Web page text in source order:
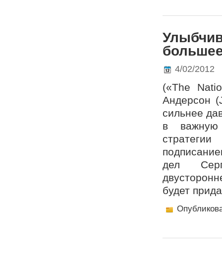
4/02/2012
(«The
Андерсон
сильнее
в важную
дел
будет